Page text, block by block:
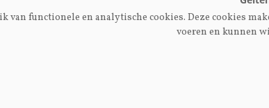
Algemeen
Melkprijzen
van functionele en analytische cookies. Deze cookies
voeren en kunnen